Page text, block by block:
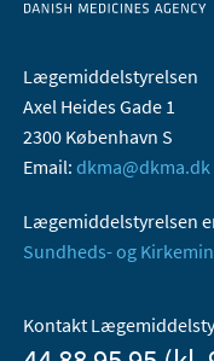
Lægemiddelstyrelsen
Axel Heides Gade 1
2300 København S
Email: dkma@dkma.dk
Lægemiddelstyrelsen
Sundheds- og
Kontakt